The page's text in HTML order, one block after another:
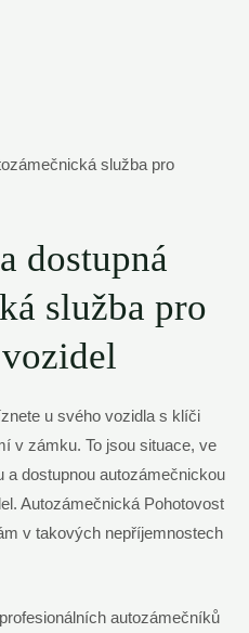
dostupná
služba pro
u svého vozidla s klíči
v zámku. To jsou situace, ve
a dostupnou autozámečnickou
Autozámečnická Pohotovost
v takových nepříjemnostech
autozámečníků